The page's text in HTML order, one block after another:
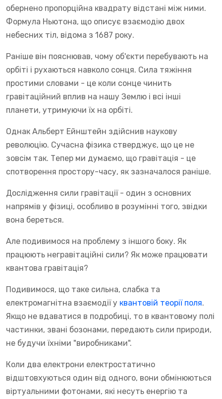
обернено пропорційна квадрату відстані між ними.
Формула Ньютона, що описує взаємодію двох
небесних тіл, відома з 1687 року.
Раніше він пояснював, чому об'єкти перебувають на
орбіті і рухаються навколо сонця. Сила тяжіння
простими словами - це коли сонце чинить
гравітаційний вплив на нашу Землю і всі інші
планети, утримуючи їх на орбіті.
Однак Альберт Ейнштейн здійснив наукову
революцію. Сучасна фізика стверджує, що це не
зовсім так. Тепер ми думаємо, що гравітація - це
спотворення простору-часу, як зазначалося раніше.
Дослідження сили гравітації - один з основних
напрямів у фізиці, особливо в розумінні того, звідки
вона береться.
Але подивимося на проблему з іншого боку. Як
працюють негравітаційні сили? Як може працювати
квантова гравітація?
Подивимося, що таке сильна, слабка та
електромагнітна взаємодії у квантовій теорії поля.
Якщо не вдаватися в подробиці, то в квантовому полі
частинки, звані бозонами, передають сили природи,
не будучи їхніми "виробниками".
Коли два електрони електростатично
відштовхуються один від одного, вони обмінюються
віртуальними фотонами, які несуть енергію та